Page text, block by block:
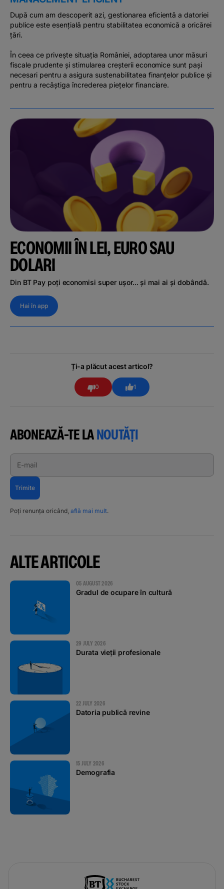
După cum am descoperit azi, gestionarea eficientă a datoriei
publice este esențială pentru stabilitatea economică a oricărei
țări.
În ceea ce privește situația României, adoptarea unor măsuri
fiscale prudente și stimularea creșterii economice sunt pași
necesari pentru a asigura sustenabilitatea finanțelor publice și
pentru a recâștiga încrederea piețelor financiare.
ECONOMII ÎN LEI, EURO SAU
DOLARI
Din BT Pay poți economisi super ușor... și mai ai și dobândă.
Hai în app
Ți-a plăcut acest articol?
0 1
ABONEAZĂ-TE LANOUTĂȚI
E-mail
Trimite
Poți renunța oricând, află mai mult.
ALTE ARTICOLE
05 AUGUST 2026
Gradul de ocupare în cultură
29 JULY 2026
Durata vieții profesionale
22 JULY 2026
Datoria publică revine
15 JULY 2026
Demografia